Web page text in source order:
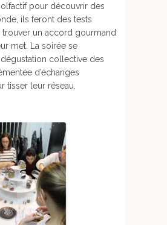
pour découvrir des
ils feront des tests
trouver un accord gourmand
met. La soirée se
collective des
d’échanges
tisser leur réseau.